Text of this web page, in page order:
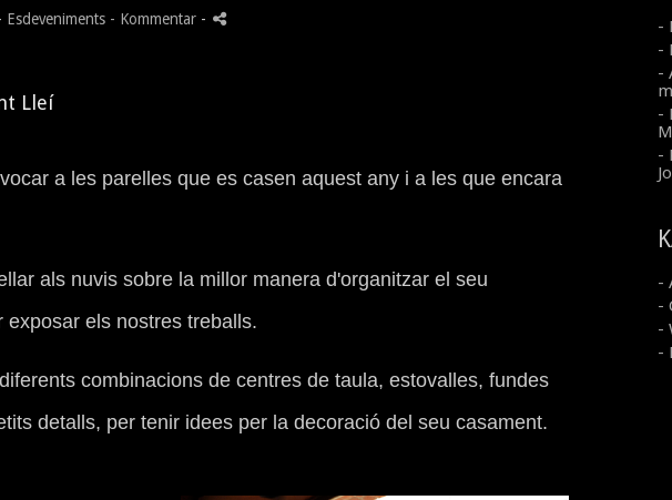
Esdeveniments - Kommentar -
Lleí
a les parelles que es casen aquest any i a les que encara
als nuvis sobre la millor manera d'organitzar el seu
exposar els nostres treballs.
combinacions de centres de taula, estovalles, fundes
detalls, per tenir idees per la decoració del seu casament.
-
-
-
-
-
-
-
-
-